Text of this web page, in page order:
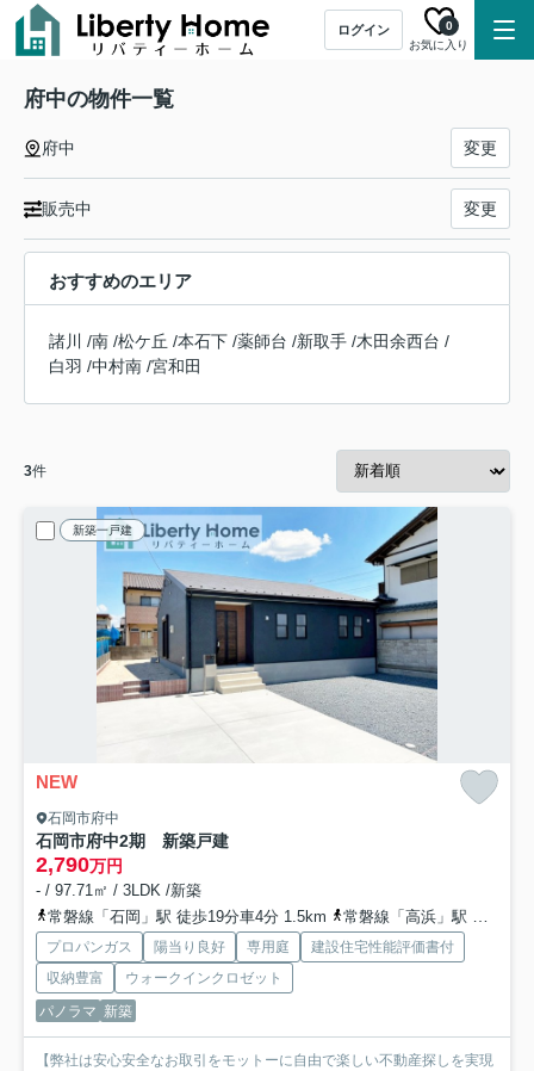
ログイン
お気に入り
0
府中の物件一覧
府中 変更
販売中 変更
おすすめのエリア
諸川 /南 /松ケ丘 /本石下 /薬師台 /新取手 /木田余西台 /
白羽 /中村南 /宮和田
3件
新築一戸建
NEW
石岡市府中
石岡市府中2期 新築戸建
2,790万円
- / 97.71㎡ / 3LDK /新築
常磐線「石岡」駅 徒歩19分車4分 1.5km
常磐線「高浜」駅 徒歩60分
プロパンガス 陽当り良好 専用庭
建設住宅性能評価書付
収納豊富
ウォークインクロゼット
パノラマ 新築
【弊社は安心安全なお取引をモットーに自由で楽しい不動産探しを実現